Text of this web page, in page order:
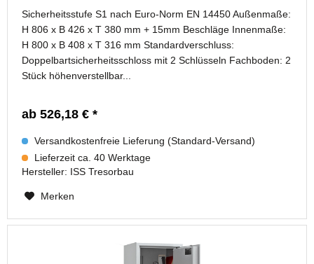
Sicherheitsstufe S1 nach Euro-Norm EN 14450 Außenmaße:
H 806 x B 426 x T 380 mm + 15mm Beschläge Innenmaße:
H 800 x B 408 x T 316 mm Standardverschluss:
Doppelbartsicherheitsschloss mit 2 Schlüsseln Fachboden: 2
Stück höhenverstellbar...
ab 526,18 € *
Versandkostenfreie Lieferung (Standard-Versand)
Lieferzeit ca. 40 Werktage
Hersteller: ISS Tresorbau
Merken